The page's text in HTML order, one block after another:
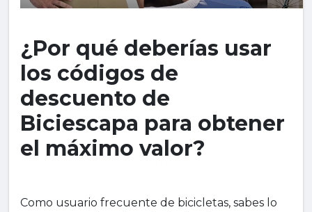
¿Por qué deberías usar
los códigos de
descuento de
Biciescapa para obtener
el máximo valor?
Como usuario frecuente de bicicletas, sabes lo